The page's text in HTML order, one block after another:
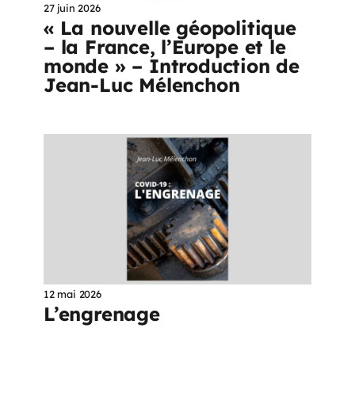
27 juin 2026
« La nouvelle géopolitique
– la France, l’Europe et le
monde » – Introduction de
Jean-Luc Mélenchon
12 mai 2026
L’engrenage